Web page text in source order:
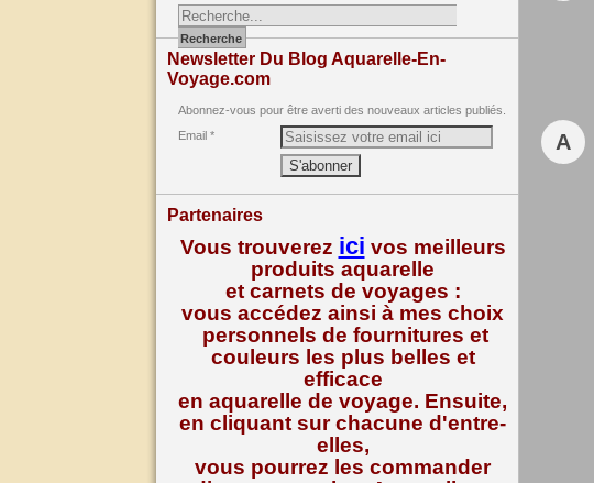
Newsletter Du Blog Aquarelle-En-
Voyage.com
Abonnez-vous pour être averti des nouveaux articles publiés.
Email
Partenaires
Vous trouverez ici vos meilleurs
produits aquarelle
et carnets de voyages :
vous accédez ainsi à mes choix
personnels de fournitures et
couleurs les plus belles et
efficace
en aquarelle de voyage. Ensuite,
en cliquant sur chacune d'entre-
elles,
vous pourrez les commander
A